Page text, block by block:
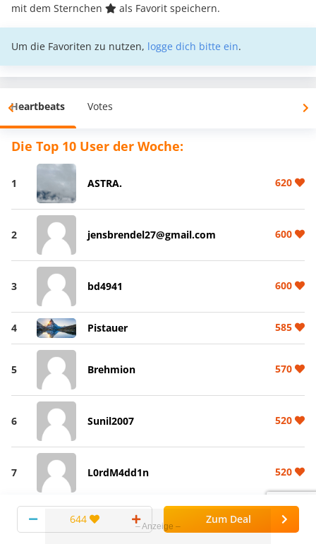
mit dem Sternchen
als Favorit speichern.
Um die Favoriten zu nutzen, logge dich bitte ein.
Heartbeats Votes
Die Top 10 User der Woche:
1 ASTRA. 620
2 jensbrendel27@gmail.com 600
3 bd4941 600
4 Pistauer 585
5 Brehmion 570
6 Sunil2007 520
7 L0rdM4dd1n 520
dStein 520
644 Zum Deal